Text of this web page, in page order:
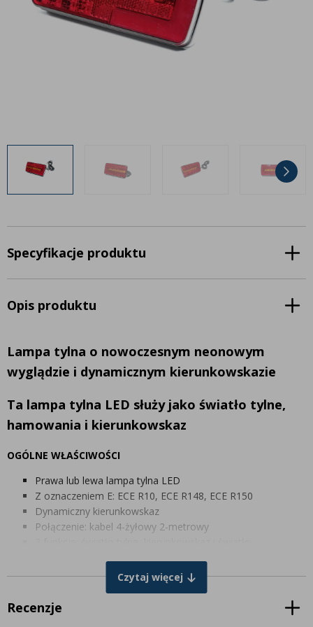
Często zadawane pytania
+48 81 884 70 94
Inne akcesoria
Często zadawane pytania
Specyfikacje produktu
Opis produktu
Lampa tylna o nowoczesnym neonowym
wyglądzie i dynamicznym kierunkowskazie
Ta lampa tylna LED służy jako światło tylne,
hamowania i kierunkowskaz
OGÓLNE WŁAŚCIWOŚCI
Prawa lub lewa lampa tylna LED
Z oznaczeniem E: ECE R10, ECE R148, ECE R150
Dynamiczny kierunkowskaz
Połączenie: kabel 4-żyłowy 2-metrowy
Materiał lampy: PMMACzytaj więcej
Recenzje